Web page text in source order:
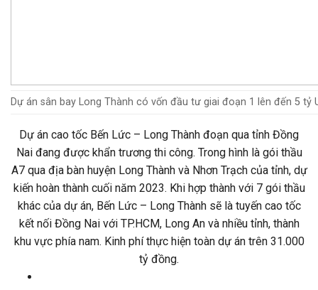
Dự án sân bay Long Thành có vốn đầu tư giai đoạn 1 lên đến 5 tỷ
Dự án cao tốc Bến Lức – Long Thành đoạn qua tỉnh Đồng
Nai đang được khẩn trương thi công. Trong hình là gói thầu
A7 qua địa bàn huyện Long Thành và Nhơn Trạch của tỉnh, dự
kiến hoàn thành cuối năm 2023. Khi hợp thành với 7 gói thầu
khác của dự án, Bến Lức – Long Thành sẽ là tuyến cao tốc
kết nối Đồng Nai với TP.HCM, Long An và nhiều tỉnh, thành
khu vực phía nam. Kinh phí thực hiện toàn dự án trên 31.000
tỷ đồng.